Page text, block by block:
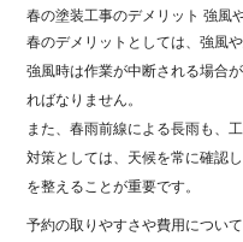
春の塗装工事のデメリット 強風
春のデメリットとしては、強風
強風時は作業が中断される場合
ればなりません。
また、春雨前線による長雨も、
対策としては、天候を常に確認
を整えることが重要です。
予約の取りやすさや費用について